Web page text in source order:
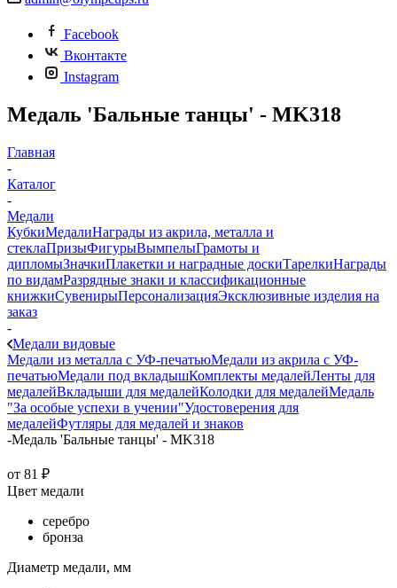
Facebook
Вконтакте
Instagram
Медаль 'Бальные танцы' - MK318
Главная
-
Каталог
-
Медали
КубкиМедалиНаграды из акрила, металла и
стеклаПризыФигурыВымпелыГрамоты и
дипломыЗначкиПлакетки и наградные доскиТарелкиНаграды
по видамРазрядные знаки и классификационные
книжкиСувенирыПерсонализацияЭксклюзивные изделия на
заказ
-
Медали видовые
Медали из металла с УФ-печатьюМедали из акрила с УФ-
печатьюМедали под вкладышКомплекты медалейЛенты для
медалейВкладыши для медалейКолодки для медалейМедаль
"За особые успехи в учении"Удостоверения для
медалейФутляры для медалей и знаков
-Медаль 'Бальные танцы' - MK318
от 81 ₽
Цвет медали
серебро
бронза
Диаметр медали, мм